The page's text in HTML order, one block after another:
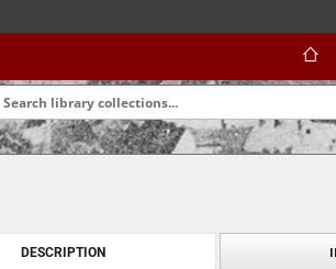
DESCRIPTION